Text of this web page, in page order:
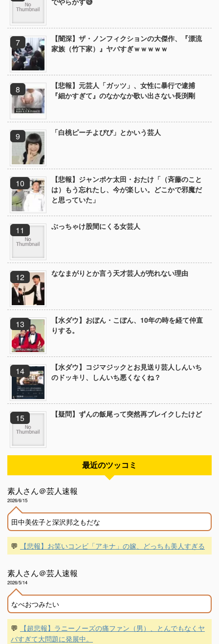
【闇深】ザ・ノンフィクションの大傑作、『漂流
家族（竹下家）』ヤバすぎｗｗｗｗｗ
【悲報】元芸人「ガッツ」、女性に暴行で逮捕
『細かすぎて』のなかなか歌い出さない長渕剛
「白桃ピーチよぴぴ」とかいう芸人
【悲報】ジャンポケ太田・おたけ「（斉藤のこと
は）もう忘れたし、今が楽しい。どこかで邪魔だ
と思っていた」
ぶっちゃけ股間にくる女芸人
ななまがりとか言う天才芸人が売れない理由
【水ダウ】おぼん・こぼん、10年の時を経て仲直
りする。
【水ダウ】コジマジックとお見送り芸人しんいち
のドッキリ、しんいち悪くなくね？
【疑問】ずんの飯尾って突然再ブレイクしたけど
最近のツッコミ
素人さん＠芸人速報
2026/6/15
田中美佐子と深沢邦之もだな
💬 【悲報】お笑いコンビ「アキナ」の嫁、どっちも美人すぎる
素人さん＠芸人速報
2026/5/14
なべおつみたい
💬
【超悲報】ラニーノーズの痛ファン（男）、とんでもなくヤ
バすぎて大問題に発展中。